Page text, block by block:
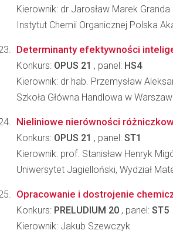
Kierownik: dr Jarosław Marek Granda
Instytut Chemii Organicznej Polska
Determinanty efektywności
Konkurs: OPUS 21 , panel: HS4
Kierownik: dr hab. Przemysław
Szkoła Główna Handlowa w
Nieliniowe nierówności
Konkurs: OPUS 21 , panel: ST1
Kierownik: prof. Stanisław Henryk
Uniwersytet Jagielloński, Wydział
Opracowanie i dostrojenie
Konkurs: PRELUDIUM 20 , panel: ST5
Kierownik: Jakub Szewczyk